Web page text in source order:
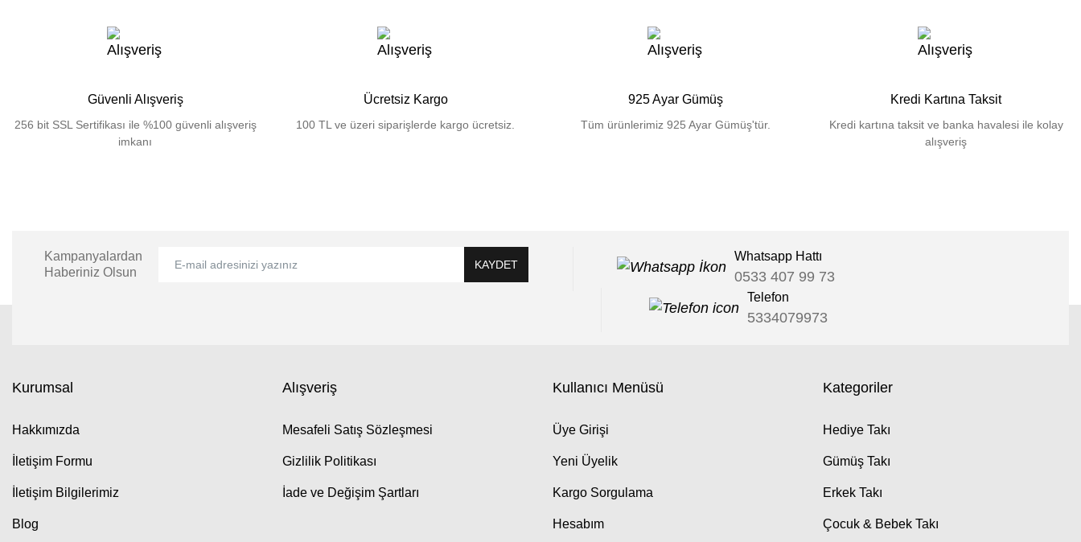
Güvenli Alışveriş
256 bit SSL Sertifikası ile %100 güvenli alışveriş
imkanı
Ücretsiz Kargo
100 TL ve üzeri siparişlerde kargo ücretsiz.
925 Ayar Gümüş
Tüm ürünlerimiz 925 Ayar Gümüş'tür.
Kredi Kartına Taksit
Kredi kartına taksit ve banka havalesi ile kolay
alışveriş
Kampanyalardan
Haberiniz Olsun
KAYDET
Whatsapp Hattı
0533 407 99 73
Telefon
5334079973
Kurumsal
Hakkımızda
İletişim Formu
İletişim Bilgilerimiz
Blog
Alışveriş
Mesafeli Satış Sözleşmesi
Gizlilik Politikası
İade ve Değişim Şartları
Kullanıcı Menüsü
Üye Girişi
Yeni Üyelik
Kargo Sorgulama
Hesabım
Kategoriler
Hediye Takı
Gümüş Takı
Erkek Takı
Çocuk & Bebek Takı